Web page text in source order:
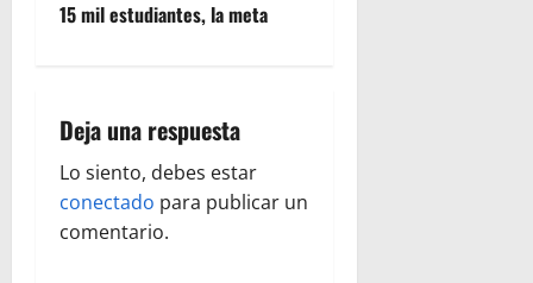
c
i
ó
15 mil estudiantes, la meta
Deja una respuesta
Lo siento, debes estar
conectado para publicar un
comentario.